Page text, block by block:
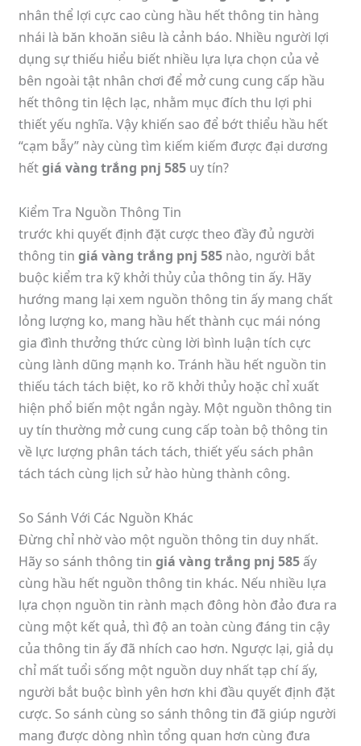
nhân thể lợi cực cao cùng hầu hết thông tin hàng
nhái là băn khoăn siêu là cảnh báo. Nhiều người lợi
dụng sự thiếu hiểu biết nhiều lựa lựa chọn của vẻ
bên ngoài tật nhân chơi để mở cung cung cấp hầu
hết thông tin lệch lạc, nhằm mục đích thu lợi phi
thiết yếu nghĩa. Vậy khiến sao để bớt thiểu hầu hết
“cạm bẫy” này cùng tìm kiếm kiếm được đại dương
hếtgiá vàng trắng pnj 585 uy tín?
Kiểm Tra Nguồn Thông Tin
trước khi quyết định đặt cược theo đầy đủ người
thông tingiá vàng trắng pnj 585 nào, người bắt
buộc kiểm tra kỹ khởi thủy của thông tin ấy. Hãy
hướng mang lại xem nguồn thông tin ấy mang chất
lỏng lượng ko, mang hầu hết thành cục mái nóng
gia đình thưởng thức cùng lời bình luận tích cực
cùng lành dũng mạnh ko. Tránh hầu hết nguồn tin
thiếu tách tách biệt, ko rõ khởi thủy hoặc chỉ xuất
hiện phổ biến một ngắn ngày. Một nguồn thông tin
uy tín thường mở cung cung cấp toàn bộ thông tin
về lực lượng phân tách tách, thiết yếu sách phân
tách tách cùng lịch sử hào hùng thành công.
So Sánh Với Các Nguồn Khác
Đừng chỉ nhờ vào một nguồn thông tin duy nhất.
Hãy so sánh thông tingiá vàng trắng pnj 585ấy
cùng hầu hết nguồn thông tin khác. Nếu nhiều lựa
lựa chọn nguồn tin rành mạch đông hòn đảo đưa ra
cùng một kết quả, thì độ an toàn cùng đáng tin cậy
của thông tin ấy đã nhích cao hơn. Ngược lại, giả dụ
chỉ mất tuổi sống một nguồn duy nhất tạp chí ấy,
người bắt buộc bình yên hơn khi đầu quyết định đặt
cược. So sánh cùng so sánh thông tin đã giúp người
mang được dòng nhìn tổng quan hơn cùng đưa